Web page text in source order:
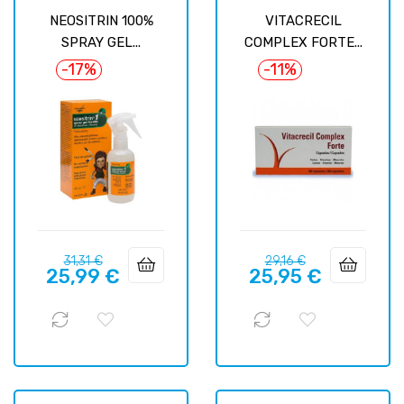
NEOSITRIN 100%
SPRAY GEL...
-17%
Prix
habituel
31,31 €Prix
25,99 €
VITACRECIL
COMPLEX FORTE...
-11%
Prix
habituel
29,16 €Prix
25,95 €